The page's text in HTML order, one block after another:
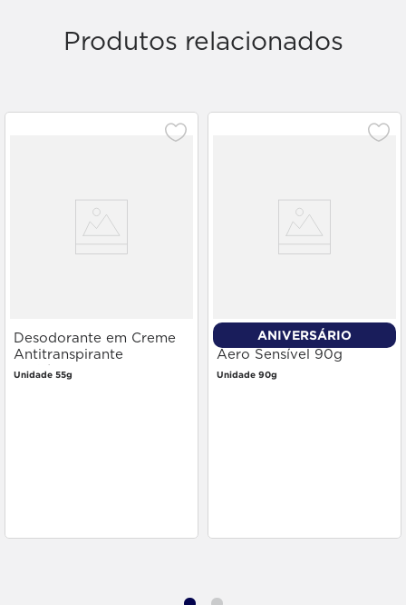
Produtos relacionados
Desodorante em Creme
Antitranspirante
Herbíssimo Sensitive 55g
Unidade 55g
ANIVERSÁRIO
Desodorante Monange
Aero Sensível 90g
Unidade 90g